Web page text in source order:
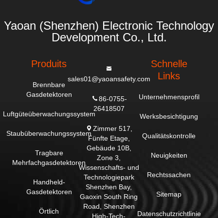
Yaoan (Shenzhen) Electronic Technology
Development Co., Ltd.
Produits
Brennbare
Gasdetektoren
Luftgüteüberwachungssystem
Staubüberwachungssystem
Tragbare
Mehrfachgasdetektoren
Handheld-
Gasdetektoren
Örtlich
sales01@yaoansafety.com
86-0755-
26418507
Zimmer 517,
Fünfte Etage,
Gebäude 10B,
Zone 3,
Wissenschafts- und
Technologiepark
Shenzhen Bay,
Gaoxin South Ring
Road, Shenzhen
High-Tech-
Schnelle
Links
Unternehmensprofil
Werksbesichtigung
Qualitätskontrolle
Neuigkeiten
Rechtssachen
Sitemap
Datenschutzrichtlinie